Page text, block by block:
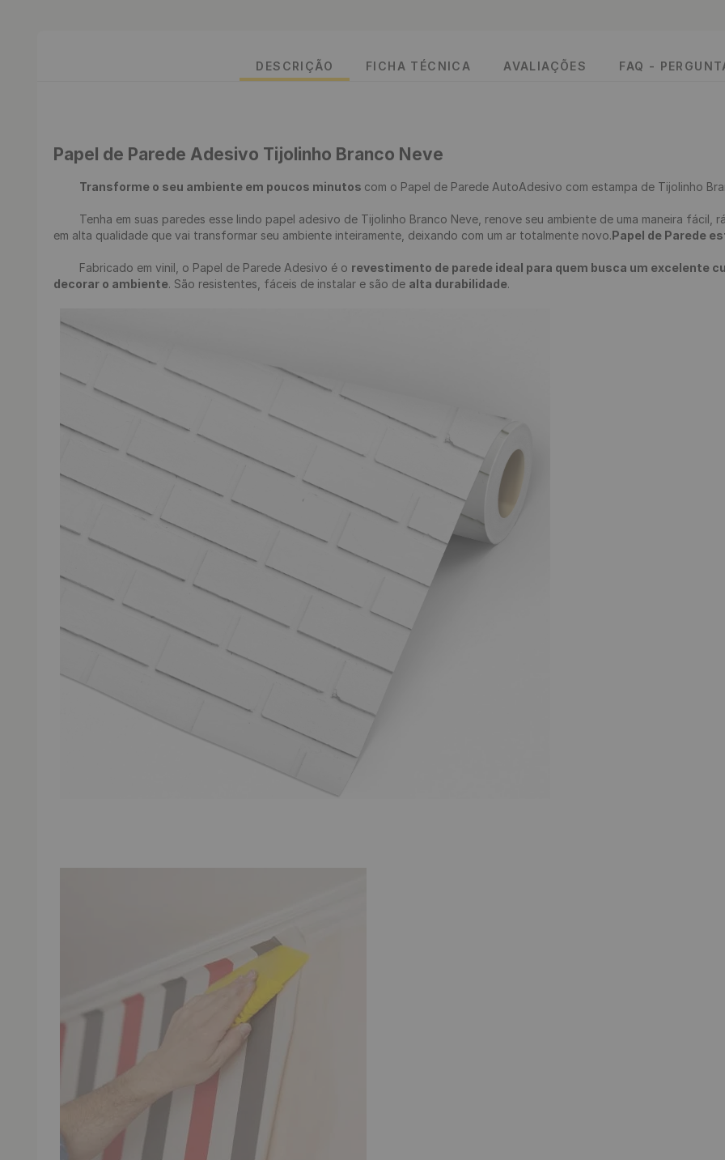
DESCRIÇÃO FICHA TÉCNICA AVALIAÇÕES FAQ -
Papel de Parede Adesivo Tijolinho Branco Neve
Transforme o seu ambiente em poucos minutos com o Papel de Parede AutoAdesivo com estampa de Tijolinho
em alta qualidade que vai transformar seu ambiente inteiramente, deixando com um ar totalmente novo.Papel de Parede
	Fabricado em vinil, o Papel de Parede Adesivo é o
revestimento de parede ideal para quem busca um excelente
decorar o ambiente. São resistentes, fáceis de instalar e são de alta durabilidade